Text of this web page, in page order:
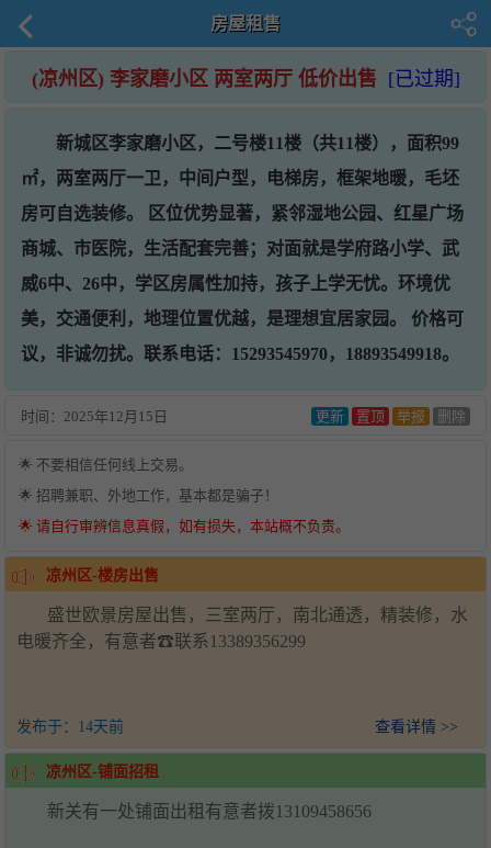
房屋租售
(凉州区) 李家磨小区 两室两厅 低价出售 [已过期]
新城区李家磨小区，二号楼11楼（共11楼），面积99
㎡，两室两厅一卫，中间户型，电梯房，框架地暖，毛坯
房可自选装修。 区位优势显著，紧邻湿地公园、红星广场
商城、市医院，生活配套完善；对面就是学府路小学、武
威6中、26中，学区房属性加持，孩子上学无忧。环境优
美，交通便利，地理位置优越，是理想宜居家园。 价格可
议，非诚勿扰。联系电话：15293545970，18893549918。
时间： 2025年12月15日 更新 置顶 举报 删除
🌟 不要相信任何线上交易。
🌟 招聘兼职、外地工作，基本都是骗子！
🌟 请自行审辨信息真假，如有损失，本站概不负责。
凉州区-楼房出售
盛世欧景房屋出售，三室两厅，南北通透，精装修，水
电暖齐全，有意者☎联系13389356299
发布于： 14天前 查看详情 >>
凉州区-铺面招租
新关有一处铺面出租有意者拨13109458656